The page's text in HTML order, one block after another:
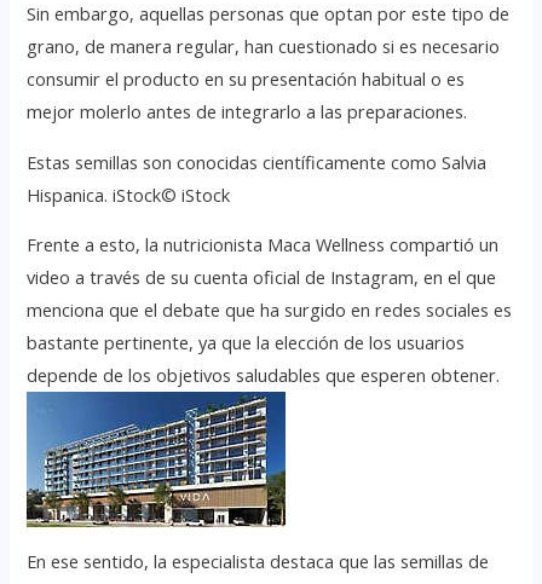
Sin embargo, aquellas personas que optan por este tipo de
grano, de manera regular, han cuestionado si es necesario
consumir el producto en su presentación habitual o es
mejor molerlo antes de integrarlo a las preparaciones.
Estas semillas son conocidas científicamente como Salvia
Hispanica. iStock© iStock
Frente a esto, la nutricionista Maca Wellness compartió un
video a través de su cuenta oficial de Instagram, en el que
menciona que el debate que ha surgido en redes sociales es
bastante pertinente, ya que la elección de los usuarios
depende de los objetivos saludables que esperen obtener.
En ese sentido, la especialista destaca que las semillas de